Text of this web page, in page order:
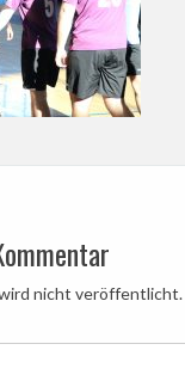
nicht veröffentlicht.